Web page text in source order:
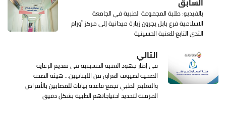
بالفيديو: طلبة المجموعة الطبية في الجامعة
الاسلامية فرع بابل يجرون زيارة ميدانية إلى مركز أورام
الثدي التابع للعتبة الحسينية
التالي
في إطار جهود العتبة الحسينية في تقديم الرعاية
الصحية لضيوف العراق من اللبنانيين... هيئة الصحة
والتعليم الطبي تجمع قاعدة بيانات للمصابين بالأمراض
المزمنة لتحديد احتياجاتهم الطبية بشكل دقيق